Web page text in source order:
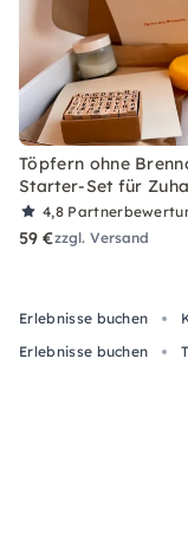
Töpfern ohne
Starter-Set für
4,8
59 €zzgl. Versand
Erlebnisse buchen
Erlebnisse buchen